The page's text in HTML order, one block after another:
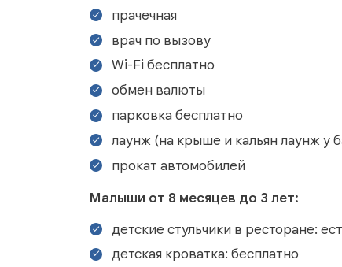
прачечная
врач по вызову
Wi-Fi бесплатно
обмен валюты
парковка бесплатно
лаунж (на крыше и кальян лаунж у
прокат автомобилей
Малыши от 8 месяцев до 3 лет:
детские стульчики в ресторане:
детская кроватка: бесплатно